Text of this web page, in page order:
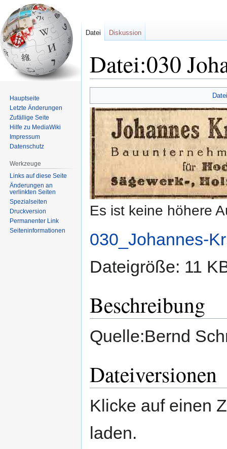
Datei:030
Navigation
springen
Suche
springen
Es ist keine höhere
030_Johannes-
Dateigröße: 11
Beschreibung
Quelle:Bernd
Dateiversionen
Klicke auf einen
laden.
Datei Diskussion
Hauptseite
Letzte Änderungen
Zufällige Seite
Hilfe zu MediaWiki
Impressum
Datenschutz
Werkzeuge
Links auf diese Seite
Änderungen an
verlinkten Seiten
Spezialseiten
Druckversion
Permanenter Link
Seiten­informationen